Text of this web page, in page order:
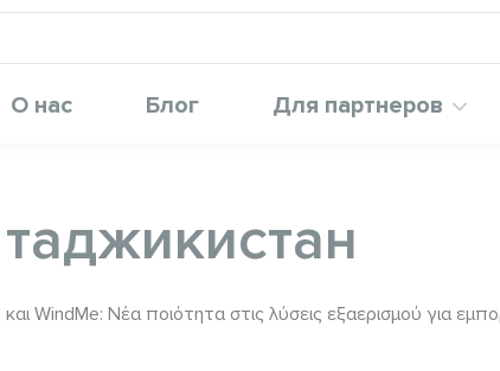
О нас Блог Для партнеров
WindMe: Νέα ποιότητα στις λύσεις εξαερισμού για